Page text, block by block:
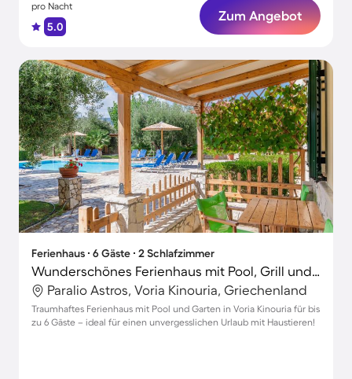
pro Nacht
5.0
Zum Angebot
Ferienhaus ∙ 6 Gäste ∙ 2 Schlafzimmer
Wunderschönes Ferienhaus mit Pool, Grill und Terrasse | Haustiere erlaubt
Paralio Astros, Voria Kinouria, Griechenland
Traumhaftes Ferienhaus mit Pool und Garten in Voria Kinouria für bis
zu 6 Gäste – ideal für einen unvergesslichen Urlaub mit Haustieren!